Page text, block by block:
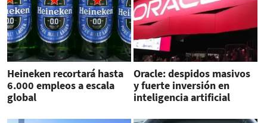
Heineken recortará hasta
6.000 empleos a escala
global
Oracle: despidos masivos
y fuerte inversión en
inteligencia artificial